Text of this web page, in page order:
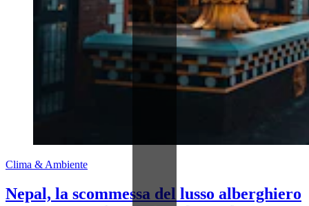
Clima & Ambiente
Nepal, la scommessa del lusso alberghiero